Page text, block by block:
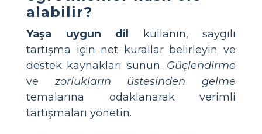
alabilir?
Yaşa uygun dil
kullanın, saygılı
tartışma için net kurallar belirleyin ve
destek kaynakları sunun. Güçlendirme
ve zorlukların üstesinden gelme
temalarına odaklanarak verimli
tartışmaları yönetin.